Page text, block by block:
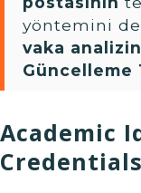
yöntemini
vaka
Güncelleme
Academic
Credentials